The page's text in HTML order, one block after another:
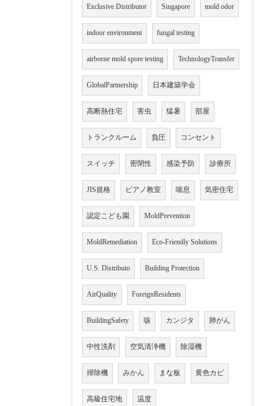
Exclusive Distributor Singapore mold odor
indoor environment fungal testing
airborne mold spore testing TechnologyTransfer
GlobalPartnership 日本建築学会
高断熱住宅 害虫 猛暑 部屋
トランクルーム 負圧 コンセント
スイッチ 密閉性 感染予防 診療所
JIS規格 ピアノ教室 喘息 気密住宅
認定こども園 MoldPrevention
MoldRemediation Eco-Friendly Solutions
U.S. Distributo Building Protection
AirQuality ForeignResidents
BuildingSafety 咳 カンジタ 肺がん
中性洗剤 空気清浄機 除湿機
掃除機 みかん まな板 黄色カビ
高級住宅地 温度